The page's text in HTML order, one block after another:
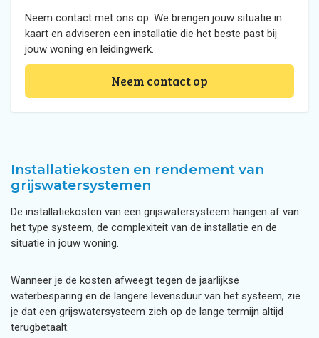
Neem contact met ons op. We brengen jouw situatie in
kaart en adviseren een installatie die het beste past bij
jouw woning en leidingwerk.
Neem contact op
Installatiekosten en rendement van
grijswatersystemen
De installatiekosten van een grijswatersysteem hangen af van
het type systeem, de complexiteit van de installatie en de
situatie in jouw woning.
Wanneer je de kosten afweegt tegen de jaarlijkse
waterbesparing en de langere levensduur van het systeem, zie
je dat een grijswatersysteem zich op de lange termijn altijd
terugbetaalt.